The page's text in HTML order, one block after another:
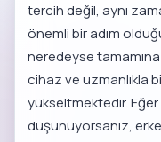
tercih değil, aynı
önemli bir adım
neredeyse
cihaz ve uzmanlıkla
yükseltmektedir.
düşünüyorsanız,